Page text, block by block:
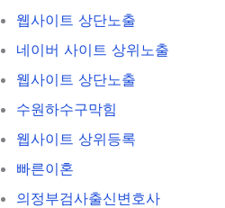
웹사이트 상단노출
네이버 사이트 상위노출
웹사이트 상단노출
수원하수구막힘
웹사이트 상위등록
빠른이혼
의정부검사출신변호사